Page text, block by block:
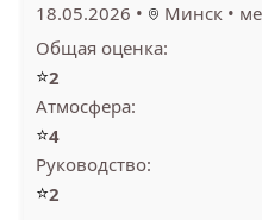
18.05.2026 • Минск •
Общая оценка:
⭐2
Атмосфера:
⭐4
Руководство:
⭐2